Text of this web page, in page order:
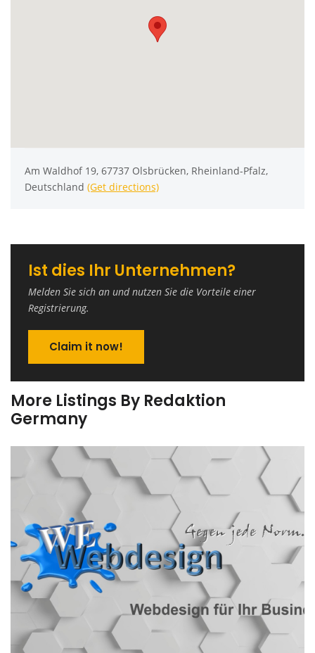
Am Waldhof 19, 67737 Olsbrücken, Rheinland-Pfalz,
Deutschland (Get directions)
Ist dies Ihr Unternehmen?
Melden Sie sich an und nutzen Sie die Vorteile einer
Registrierung.
Claim it now!
More Listings By Redaktion
Germany